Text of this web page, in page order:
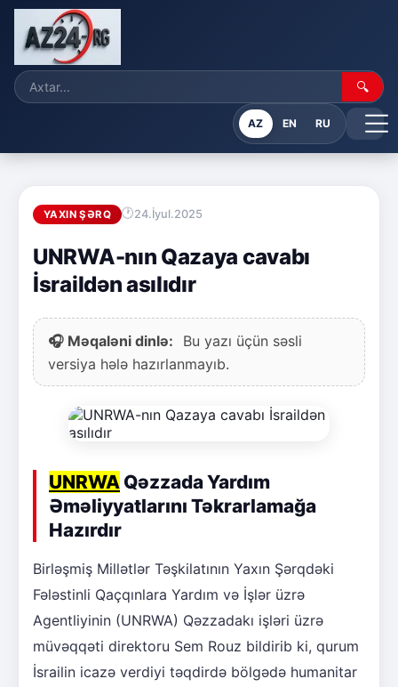
🔍
AZ EN RU
YAXIN ŞƏRQ 24.İyul.2025
UNRWA-nın Qazaya cavabı
İsraildən asılıdır
🎧 Məqaləni dinlə:
Bu yazı üçün səsli
versiya hələ hazırlanmayıb.
UNRWA Qəzzada Yardım
Əməliyyatlarını Təkrarlamağa
Hazırdır
Birləşmiş Millətlər Təşkilatının Yaxın Şərqdəki
Fələstinli Qaçqınlara Yardım və İşlər üzrə
Agentliyinin (UNRWA) Qəzzadakı işləri üzrə
müvəqqəti direktoru Sem Rouz bildirib ki, qurum
İsrailin icazə verdiyi təqdirdə bölgədə humanitar